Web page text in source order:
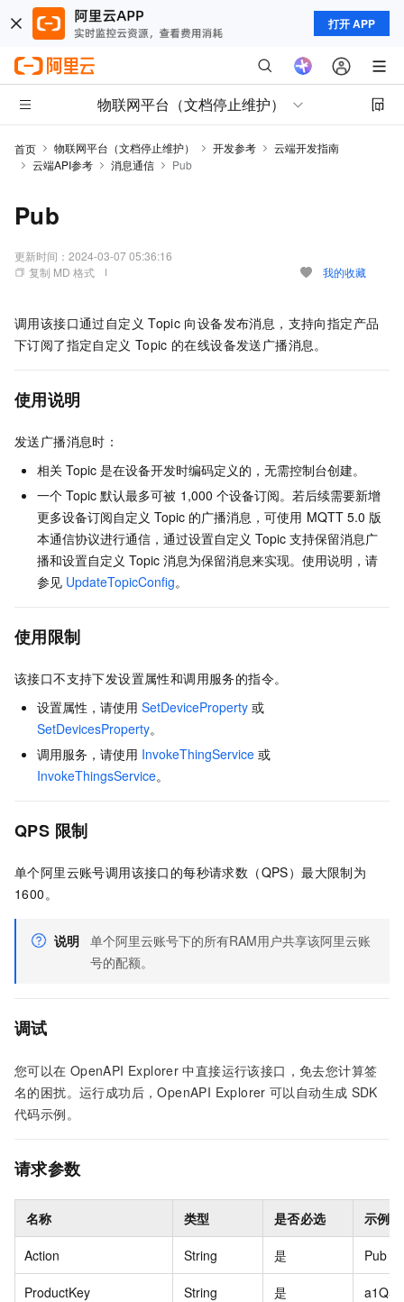
打开 APP
物联网平台（文档停止维护）
首页 物联网平台（文档停止维护） 开发参考
云端开发指南
云端API参考
消息通信 Pub
Pub
更新时间： 2024-03-07 05:36:16
复制 MD 格式
我的收藏
调用该接口通过自定义 Topic 向设备发布消息，支持向指定产品
下订阅了指定自定义 Topic 的在线设备发送广播消息。
使用说明
发送广播消息时：
相关 Topic 是在设备开发时编码定义的，无需控制台创建。
一个 Topic 默认最多可被 1,000 个设备订阅。若后续需要新增
更多设备订阅自定义 Topic 的广播消息，可使用 MQTT 5.0 版
本通信协议进行通信，通过设置自定义 Topic 支持保留消息广
播和设置自定义 Topic 消息为保留消息来实现。使用说明，请
参见 UpdateTopicConfig。
使用限制
该接口不支持下发设置属性和调用服务的指令。
设置属性，请使用 SetDeviceProperty 或
SetDevicesProperty。
调用服务，请使用 InvokeThingService 或
InvokeThingsService。
QPS 限制
单个阿里云账号调用该接口的每秒请求数（QPS）最大限制为
1600。
说明 单个阿里云账号下的所有RAM用户共享该阿里云账
号的配额。
调试
您可以在 OpenAPI Explorer 中直接运行该接口，免去您计算签
名的困扰。运行成功后，OpenAPI Explorer 可以自动生成 SDK
代码示例。
请求参数
名称 类型 是否必选 示例值
Action String 是 Pub
ProductKey String 是